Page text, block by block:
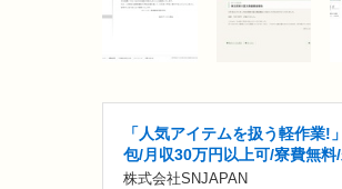
「人気アイテムを扱う軽作業!
包/月収30万円以上可/寮費無
株式会社SNJAPAN